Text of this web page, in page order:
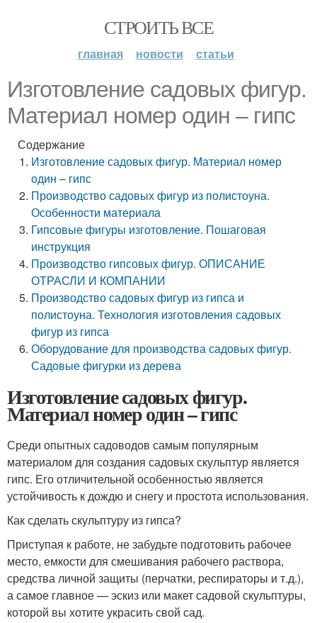
СТРОИТЬ ВСЕ
главная новости статьи
Изготовление садовых фигур.
Материал номер один – гипс
Содержание
Изготовление садовых фигур. Материал номер
один – гипс
Производство садовых фигур из полистоуна.
Особенности материала
Гипсовые фигуры изготовление. Пошаговая
инструкция
Производство гипсовых фигур. ОПИСАНИЕ
ОТРАСЛИ И КОМПАНИИ
Производство садовых фигур из гипса и
полистоуна. Технология изготовления садовых
фигур из гипса
Оборудование для производства садовых фигур.
Садовые фигурки из дерева
Изготовление садовых фигур.
Материал номер один – гипс
Среди опытных садоводов самым популярным
материалом для создания садовых скульптур является
гипс. Его отличительной особенностью является
устойчивость к дождю и снегу и простота использования.
Как сделать скульптуру из гипса?
Приступая к работе, не забудьте подготовить рабочее
место, емкости для смешивания рабочего раствора,
средства личной защиты (перчатки, респираторы и т.д.),
а самое главное — эскиз или макет садовой скульптуры,
которой вы хотите украсить свой сад.